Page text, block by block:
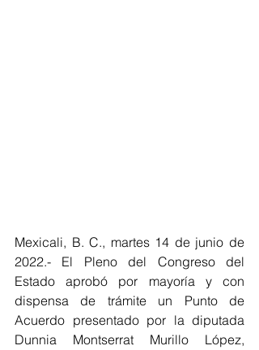
Mexicali, B. C., martes 14 de junio de
2022.- El Pleno del Congreso del
Estado aprobó por mayoría y con
dispensa de trámite un Punto de
Acuerdo presentado por la diputada
Dunnia Montserrat Murillo López,